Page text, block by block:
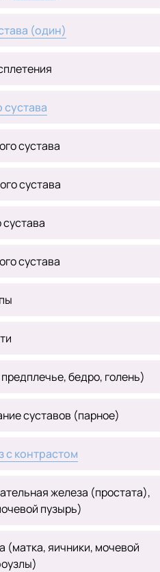
(один)
сустава
сустава
сустава
бедро, голень)
суставов (парное)
контрастом
железа (простата),
пузырь)
(матка, яичники, мочевой